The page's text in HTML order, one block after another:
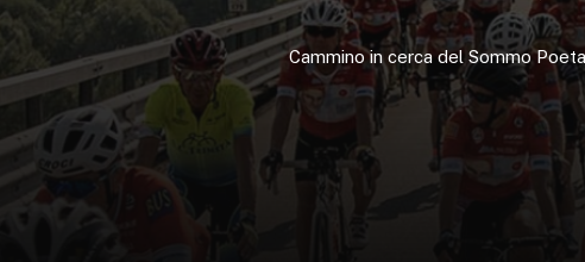
Cammino in cerca del Sommo Poeta